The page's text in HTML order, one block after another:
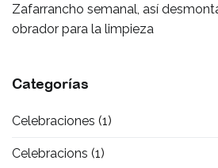
Zafarrancho semanal, así
obrador para la limpieza
Categorías
Celebraciones (1)
Celebracions (1)